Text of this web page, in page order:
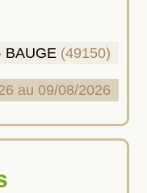
BAUGE (49150)
au 09/08/2026